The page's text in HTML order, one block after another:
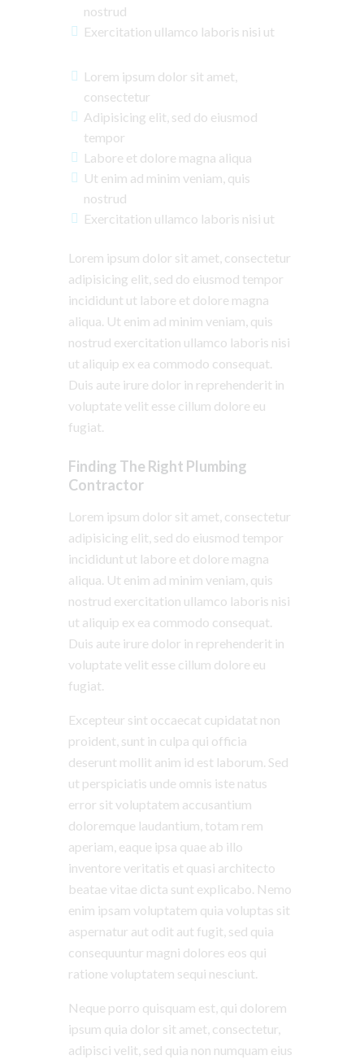
nostrud
Exercitation ullamco laboris nisi ut
Lorem ipsum dolor sit amet,
consectetur
Adipisicing elit, sed do eiusmod
tempor
Labore et dolore magna aliqua
Ut enim ad minim veniam, quis
nostrud
Exercitation ullamco laboris nisi ut
Lorem ipsum dolor sit amet, consectetur
adipisicing elit, sed do eiusmod tempor
incididunt ut labore et dolore magna
aliqua. Ut enim ad minim veniam, quis
nostrud exercitation ullamco laboris nisi
ut aliquip ex ea commodo consequat.
Duis aute irure dolor in reprehenderit in
voluptate velit esse cillum dolore eu
fugiat.
Finding The Right Plumbing
Contractor
Lorem ipsum dolor sit amet, consectetur
adipisicing elit, sed do eiusmod tempor
incididunt ut labore et dolore magna
aliqua. Ut enim ad minim veniam, quis
nostrud exercitation ullamco laboris nisi
ut aliquip ex ea commodo consequat.
Duis aute irure dolor in reprehenderit in
voluptate velit esse cillum dolore eu
fugiat.
Excepteur sint occaecat cupidatat non
proident, sunt in culpa qui officia
deserunt mollit anim id est laborum. Sed
ut perspiciatis unde omnis iste natus
error sit voluptatem accusantium
doloremque laudantium, totam rem
aperiam, eaque ipsa quae ab illo
inventore veritatis et quasi architecto
beatae vitae dicta sunt explicabo. Nemo
enim ipsam voluptatem quia voluptas sit
aspernatur aut odit aut fugit, sed quia
consequuntur magni dolores eos qui
ratione voluptatem sequi nesciunt.
Neque porro quisquam est, qui dolorem
ipsum quia dolor sit amet, consectetur,
adipisci velit, sed quia non numquam eius